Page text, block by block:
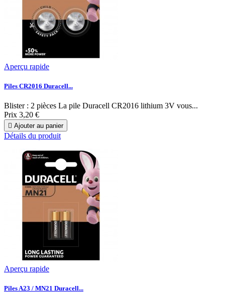
Aperçu rapide
Piles CR2016 Duracell...
Blister : 2 pièces La pile Duracell CR2016 lithium 3V vous...
Prix 3,20 €
 Ajouter au panier
Détails du produit
Aperçu rapide
Piles A23 / MN21 Duracell...